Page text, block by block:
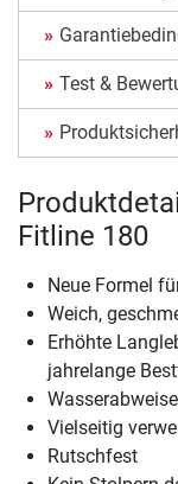
Test &
Fitline 180
Neue Formel
Weich,
Erhöhte
jahrelange
Vielseitig
Rutschfest